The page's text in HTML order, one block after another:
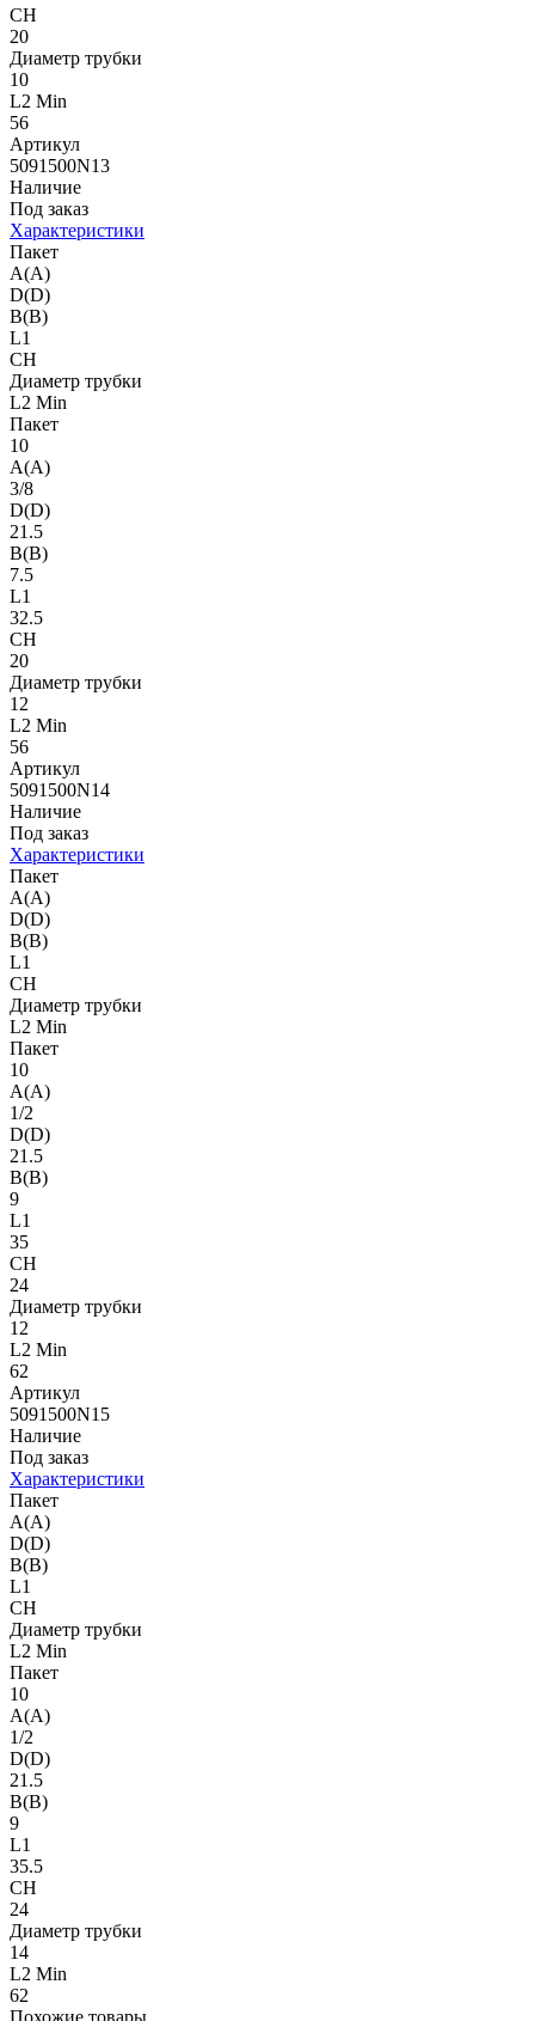
CH
20
Диаметр трубки
10
L2 Min
56
Артикул
5091500N13
Наличие
Под заказ
Характеристики
Пакет
A(A)
D(D)
B(B)
L1
CH
Диаметр трубки
L2 Min
Пакет
10
A(A)
3/8
D(D)
21.5
B(B)
7.5
L1
32.5
CH
20
Диаметр трубки
12
L2 Min
56
Артикул
5091500N14
Наличие
Под заказ
Характеристики
Пакет
A(A)
D(D)
B(B)
L1
CH
Диаметр трубки
L2 Min
Пакет
10
A(A)
1/2
D(D)
21.5
B(B)
9
L1
35
CH
24
Диаметр трубки
12
L2 Min
62
Артикул
5091500N15
Наличие
Под заказ
Характеристики
Пакет
A(A)
D(D)
B(B)
L1
CH
Диаметр трубки
L2 Min
Пакет
10
A(A)
1/2
D(D)
21.5
B(B)
9
L1
35.5
CH
24
Диаметр трубки
14
L2 Min
62
Похожие товары